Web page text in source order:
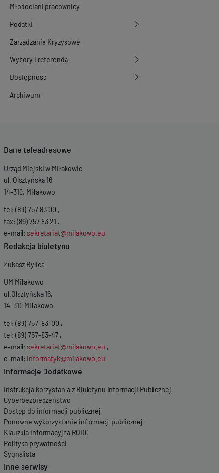
Młodociani pracownicy
Podatki
Zarządzanie Kryzysowe
Wybory i referenda
Dostępność
Archiwum
Dane teleadresowe
Urząd Miejski w Miłakowie
ul. Olsztyńska 16
14-310, Miłakowo
tel: (89) 757 83 00 ,
fax: (89) 757 83 21 ,
e-mail: sekretariat@milakowo.eu
Redakcja biuletynu
Łukasz Bylica
UM Miłakowo
ul.Olsztyńska 16,
14-310 Miłakowo
tel: (89) 757-83-00 ,
tel: (89) 757-83-47 ,
e-mail: sekretariat@milakowo.eu ,
e-mail: informatyk@milakowo.eu
Informacje Dodatkowe
Instrukcja korzystania z Biuletynu Informacji Publicznej
Cyberbezpieczeństwo
Dostęp do informacji publicznej
Ponowne wykorzystanie informacji publicznej
Klauzula informacyjna RODO
Polityka prywatności
Sygnalista
Inne serwisy